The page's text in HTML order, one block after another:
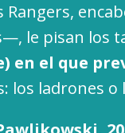
le pisan los
en el que
los ladrones